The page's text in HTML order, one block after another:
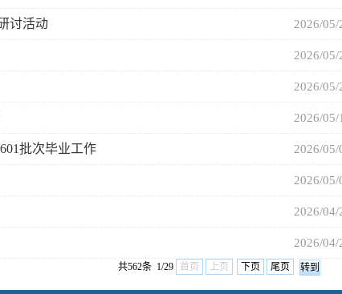
讨活动 2026/
2026/
2026/
2026/
批次毕业工作 2026/
2026/
2026/
2026/
共562条 1/29 首页 上页 下页 尾页